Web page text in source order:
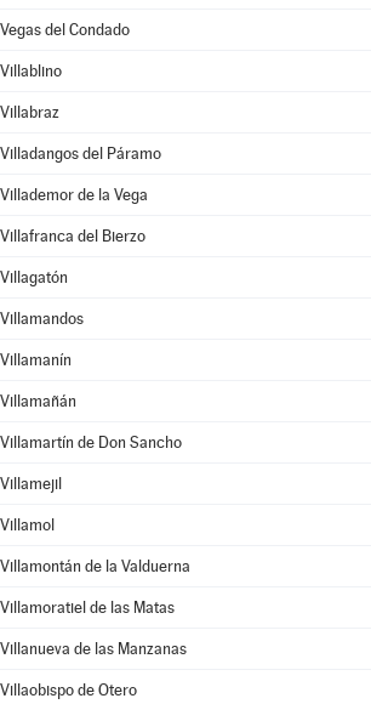
Vegas del Condado
Villablino
Villabraz
Villadangos del Páramo
Villademor de la Vega
Villafranca del Bierzo
Villagatón
Villamandos
Villamanín
Villamañán
Villamartín de Don Sancho
Villamejil
Villamol
Villamontán de la Valduerna
Villamoratiel de las Matas
Villanueva de las Manzanas
Villaobispo de Otero